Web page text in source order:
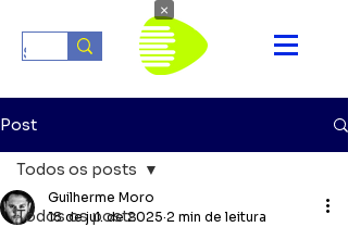
Post
Todos os posts
Todos os posts
Guilherme Moro
18 de jul. de 2025 2 min de leitura
×